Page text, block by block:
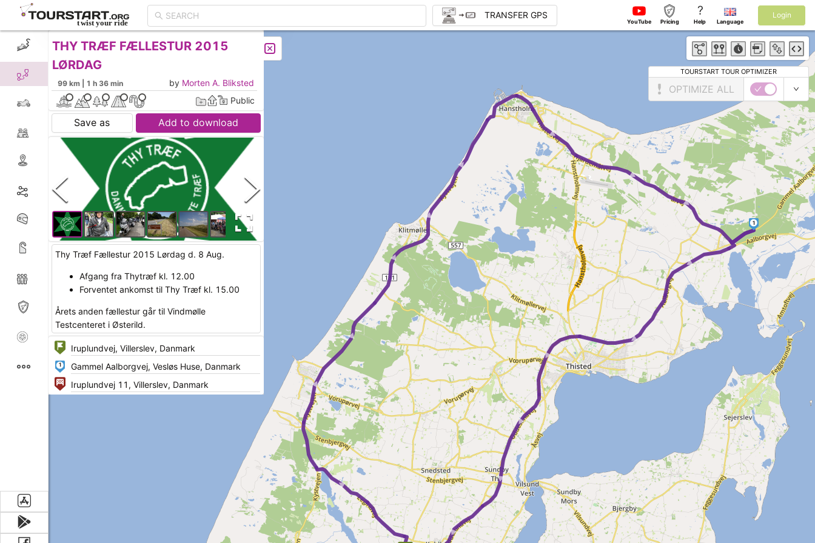
Afgang fra Thytræf kl. 12.00
Forventet ankomst til Thy Træf kl. 15.00
►
►
► ► ►
► ► ►
►
► ►
►
► ► 1
TRANSFER GPS
YouTube Pricing
?
Help Language
Login
CREATE TOUR LIST
THY TRÆF FÆLLESTUR 2015
LØRDAG
99 km | 1 h 36 min by Morten A. Bliksted
Public
Save as Add to download
Thy Træf Fællestur 2015 Lørdag d. 8 Aug.
Afgang fra Thytræf kl. 12.00
Forventet ankomst til Thy Træf kl. 15.00
Årets anden fællestur går til Vindmølle
Testcenteret i Østerild.
Vi starter turen igennem Hørdum, via Sønderhå til
Kystvejen. Her kører vi igennem Nationalpark Thy
forbi byerne Vorupøre og Klitmøller hvorefter vi
kommer til Hanstholm. Her kører vi kører vi langs
hovedvejen, svinger ind af Vestervigvej og lander
1
TOURSTART TOUR OPTIMIZER
OPTIMIZE ALL